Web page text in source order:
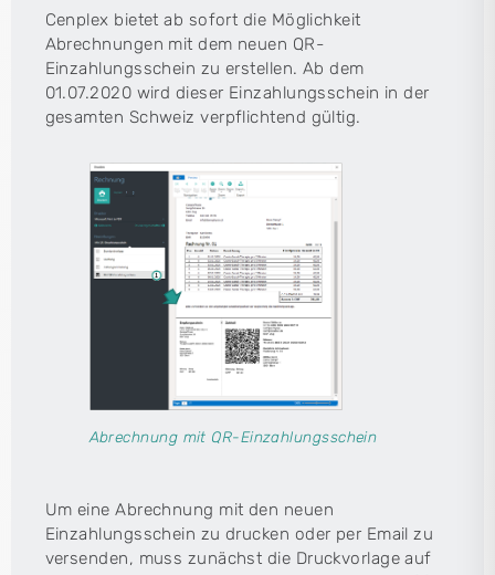
Cenplex bietet ab sofort die Möglichkeit
Abrechnungen mit dem neuen QR-
Einzahlungsschein zu erstellen. Ab dem
01.07.2020 wird dieser Einzahlungsschein in der
gesamten Schweiz verpflichtend gültig.
Abrechnung mit QR-Einzahlungsschein
Um eine Abrechnung mit den neuen
Einzahlungsschein zu drucken oder per Email zu
versenden, muss zunächst die Druckvorlage auf